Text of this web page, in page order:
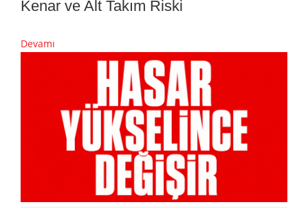
Kenar ve Alt Takım Riski
Devamı